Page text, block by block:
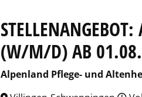
(W/M/D) AB
Alpenland Pflege- und